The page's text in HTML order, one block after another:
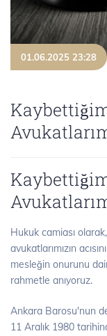
01.06.2025 23:28
Hukuk camiası
avukatlarımızın
mesleğin onurunu
rahmetle anıyoruz.
Ankara Barosu'nun
11 Aralık 1980